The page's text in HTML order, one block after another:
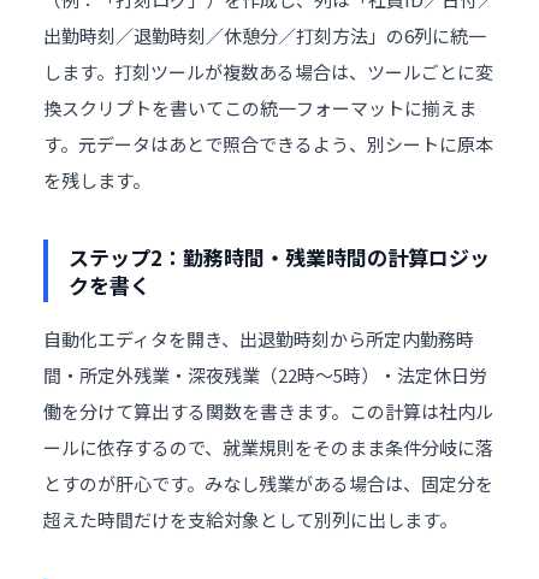
出勤時刻／退勤時刻／休憩分／打刻方法」の6列に統一
します。打刻ツールが複数ある場合は、ツールごとに変
換スクリプトを書いてこの統一フォーマットに揃えま
す。元データはあとで照合できるよう、別シートに原本
を残します。
ステップ2：勤務時間・残業時間の計算ロジッ
クを書く
自動化エディタを開き、出退勤時刻から所定内勤務時
間・所定外残業・深夜残業（22時〜5時）・法定休日労
働を分けて算出する関数を書きます。この計算は社内ル
ールに依存するので、就業規則をそのまま条件分岐に落
とすのが肝心です。みなし残業がある場合は、固定分を
超えた時間だけを支給対象として別列に出します。